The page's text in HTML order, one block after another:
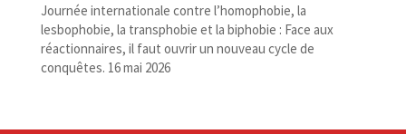
Journée internationale contre l’homophobie, la
lesbophobie, la transphobie et la biphobie : Face aux
réactionnaires, il faut ouvrir un nouveau cycle de
conquêtes. 16 mai 2026